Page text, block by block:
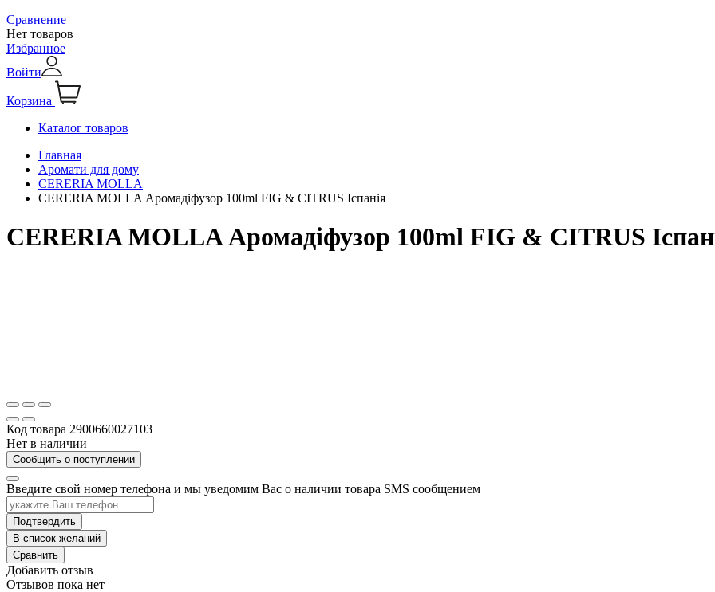
Сравнение
Нет товаров
Избранное
Войти
Корзина
Каталог товаров
Главная
Аромати для дому
CERERIA MOLLA
CERERIA MOLLA Аромадіфузор 100ml FIG & CITRUS Іспанія
CERERIA MOLLA Аромадіфузор 100ml FIG & CITRUS
Код товара 2900660027103
Нет в наличии
Сообщить о поступлении
Введите свой номер телефона и мы уведомим Вас о наличии товара SMS сообщением
Подтвердить
В список желаний
Сравнить
Добавить отзыв
Отзывов пока нет